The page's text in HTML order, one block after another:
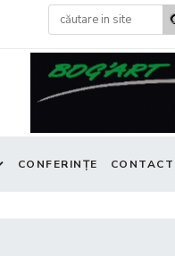
CONFERINȚE CONTACT